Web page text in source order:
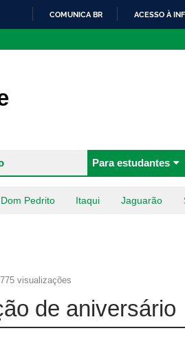
COMUNICA BR ACESSO À
Para estudantes
Dom Pedrito Itaqui Jaguarão
775 visualizações
de aniversário